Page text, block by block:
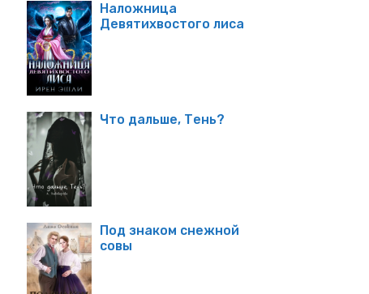
Наложница
Девятихвостого лиса
Что дальше, Тень?
Под знаком снежной
совы